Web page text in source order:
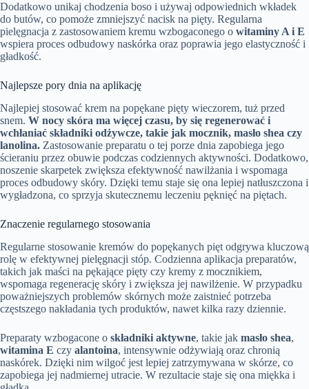
Dodatkowo unikaj chodzenia boso i używaj odpowiednich wkładek
do butów, co pomoże zmniejszyć nacisk na pięty. Regularna
pielęgnacja z zastosowaniem kremu wzbogaconego o witaminy A i E
wspiera proces odbudowy naskórka oraz poprawia jego elastyczność i
gładkość.
Najlepsze pory dnia na aplikację
Najlepiej stosować krem na popękane pięty wieczorem, tuż przed
snem. W nocy skóra ma więcej czasu, by się regenerować i
wchłaniać składniki odżywcze, takie jak mocznik, masło shea czy
lanolina. Zastosowanie preparatu o tej porze dnia zapobiega jego
ścieraniu przez obuwie podczas codziennych aktywności. Dodatkowo,
noszenie skarpetek zwiększa efektywność nawilżania i wspomaga
proces odbudowy skóry. Dzięki temu staje się ona lepiej natłuszczona i
wygładzona, co sprzyja skutecznemu leczeniu pęknięć na piętach.
Znaczenie regularnego stosowania
Regularne stosowanie kremów do popękanych pięt odgrywa kluczową
rolę w efektywnej pielęgnacji stóp. Codzienna aplikacja preparatów,
takich jak maści na pękające pięty czy kremy z mocznikiem,
wspomaga regenerację skóry i zwiększa jej nawilżenie. W przypadku
poważniejszych problemów skórnych może zaistnieć potrzeba
częstszego nakładania tych produktów, nawet kilka razy dziennie.
Preparaty wzbogacone o składniki aktywne, takie jak masło shea,
witamina E czy alantoina, intensywnie odżywiają oraz chronią
naskórek. Dzięki nim wilgoć jest lepiej zatrzymywana w skórze, co
zapobiega jej nadmiernej utracie. W rezultacie staje się ona miękka i